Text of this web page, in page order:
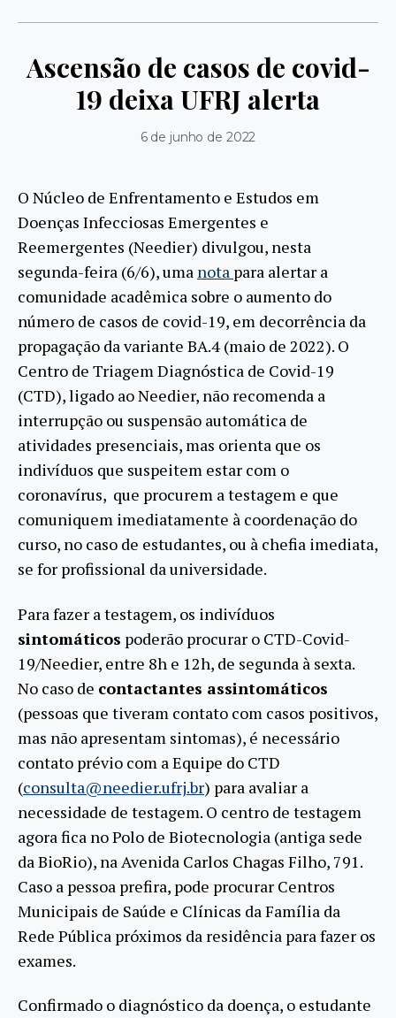
Ascensão de casos de covid-
19 deixa UFRJ alerta
6 de junho de 2022
O Núcleo de Enfrentamento e Estudos em
Doenças Infecciosas Emergentes e
Reemergentes (Needier) divulgou, nesta
segunda-feira (6/6), uma nota para alertar a
comunidade acadêmica sobre o aumento do
número de casos de covid-19, em decorrência da
propagação da variante BA.4 (maio de 2022). O
Centro de Triagem Diagnóstica de Covid-19
(CTD), ligado ao Needier, não recomenda a
interrupção ou suspensão automática de
atividades presenciais, mas orienta que os
indivíduos que suspeitem estar com o
coronavírus, que procurem a testagem e que
comuniquem imediatamente à coordenação do
curso, no caso de estudantes, ou à chefia imediata,
se for profissional da universidade.
Para fazer a testagem, os indivíduos
sintomáticos poderão procurar o CTD-Covid-
19/Needier, entre 8h e 12h, de segunda à sexta.
No caso de contactantes assintomáticos
(pessoas que tiveram contato com casos positivos,
mas não apresentam sintomas), é necessário
contato prévio com a Equipe do CTD
(consulta@needier.ufrj.br) para avaliar a
necessidade de testagem. O centro de testagem
agora fica no Polo de Biotecnologia (antiga sede
da BioRio), na Avenida Carlos Chagas Filho, 791.
Caso a pessoa prefira, pode procurar Centros
Municipais de Saúde e Clínicas da Família da
Rede Pública próximos da residência para fazer os
exames.
Confirmado o diagnóstico da doença, o estudante